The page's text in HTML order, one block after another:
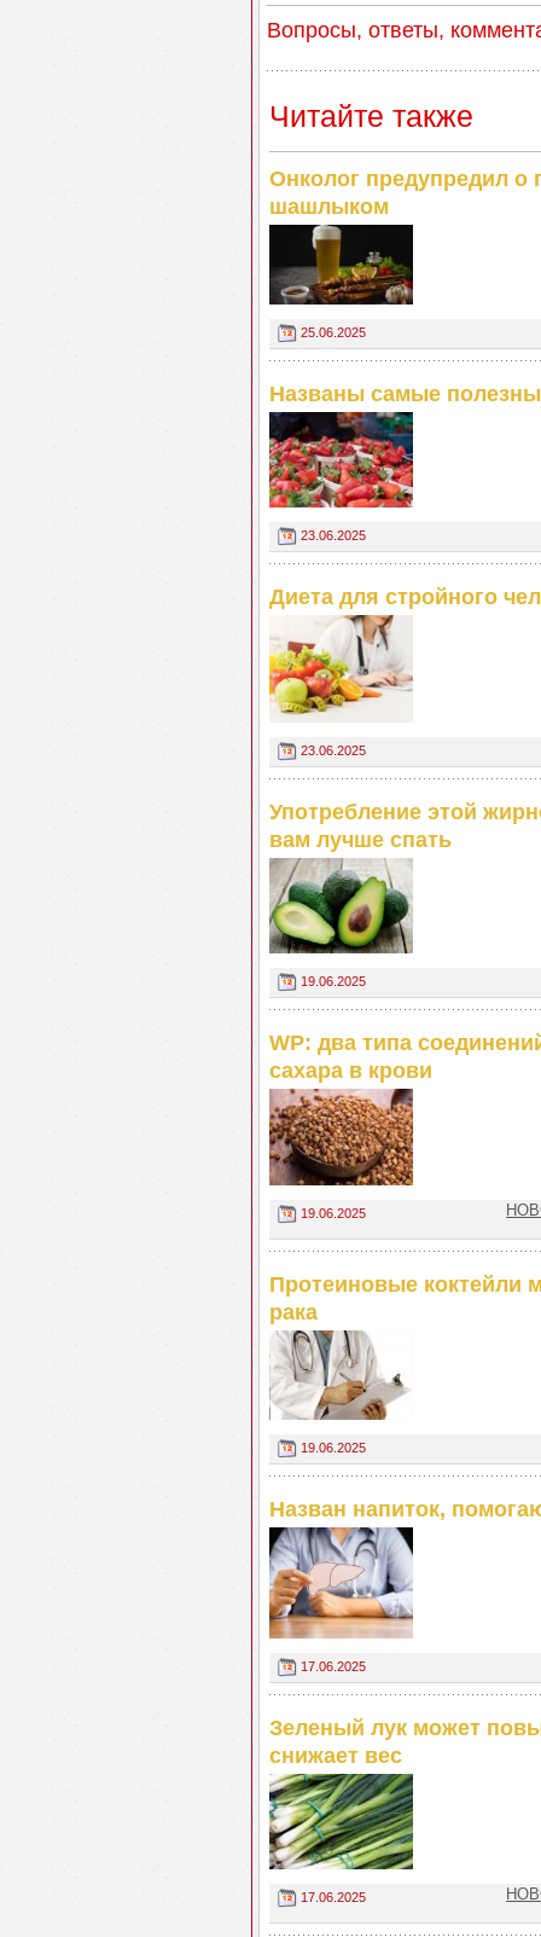
Вопросы, ответы,
Читайте также
Онколог предупредил о
шашлыком
25.06.2025
Названы самые
23.06.2025
Диета для стройного
23.06.2025
Употребление этой
вам лучше спать
19.06.2025
WP: два типа
сахара в крови
19.06.2025
Протеиновые коктейли
рака
19.06.2025
Назван напиток,
17.06.2025
Зеленый лук может
снижает вес
17.06.2025